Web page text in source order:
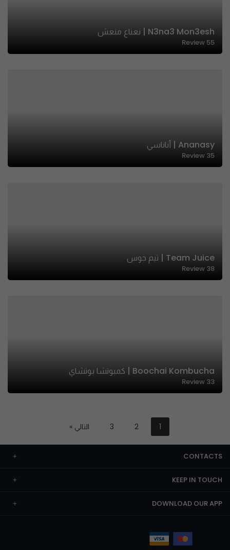
N3na3 Mon3esh | نعناع منعش
55
Review
Ananasy | أناناسي
35
Review
Team Juice | تيم جوس
38
Review
Boochai Kombucha | كمبوتشا بوتشاي
33
Review
1
2
3 التالي »
CONTACTS
KEEP IN TOUCH
DOWNLOAD OUR APP